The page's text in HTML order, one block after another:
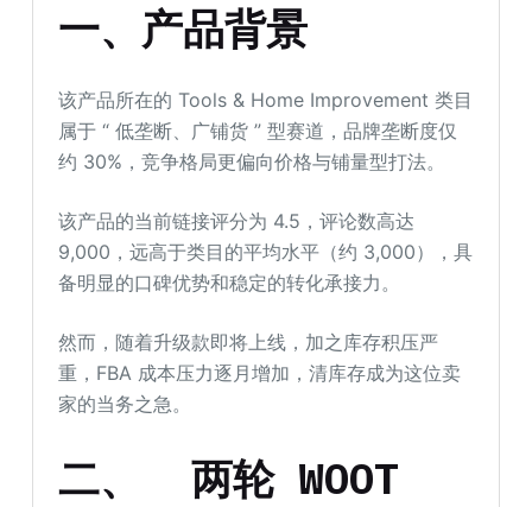
一、 产品背景
该产品所在的 Tools & Home Improvement 类目
属于 “ 低垄断、广铺货 ” 型赛道，品牌垄断度仅
约 30%，竞争格局更偏向价格与铺量型打法。
该产品的当前链接评分为 4.5，评论数高达
9,000，远高于类目的平均水平（约 3,000），具
备明显的口碑优势和稳定的转化承接力。
然而，随着升级款即将上线，加之库存积压严
重，FBA 成本压力逐月增加，清库存成为这位卖
家的当务之急。
二、两轮 WOOT